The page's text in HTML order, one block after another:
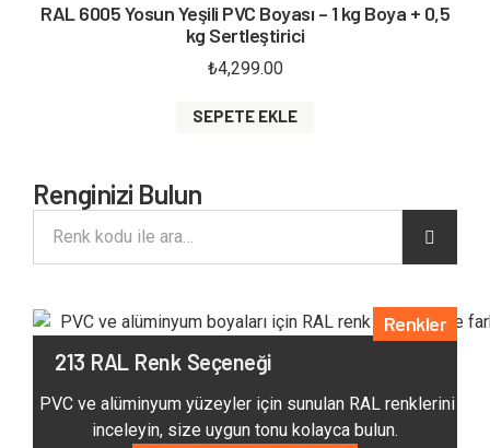
RAL 6005 Yosun Yeşili PVC Boyası – 1 kg Boya + 0,5
kg Sertleştirici
₺4,299.00
SEPETE EKLE
Renginizi Bulun
Renkler
213 RAL Renk Seçeneği
PVC ve alüminyum yüzeyler için sunulan RAL renklerini
inceleyin, size uygun tonu kolayca bulun.